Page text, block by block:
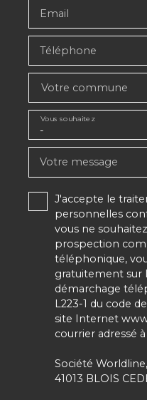
Email
Téléphone
Votre commune
-
Vous souhaitez
Votre message
J'accepte le
personnelles
vous ne
prospection
téléphonique,
gratuitement sur
démarchage
L223-1 du code
site Internet
courrier adressé à
Société Worldline,
41013 BLOIS